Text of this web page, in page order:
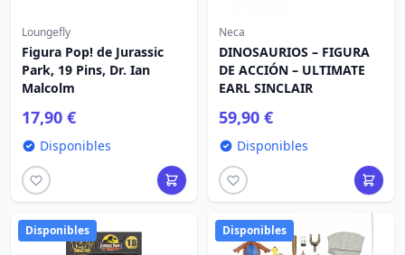
Loungefly
Figura Pop! de Jurassic
Park, 19 Pins, Dr. Ian
Malcolm
17,90 €
Disponibles
Neca
DINOSAURIOS – FIGURA
DE ACCIÓN – ULTIMATE
EARL SINCLAIR
59,90 €
Disponibles
Disponibles Disponibles